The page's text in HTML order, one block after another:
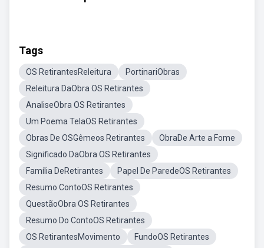
Tags
OS RetirantesReleitura
PortinariObras
Releitura DaObra OS Retirantes
AnaliseObra OS Retirantes
Um Poema TelaOS Retirantes
Obras De OSGêmeos Retirantes
ObraDe Arte a Fome
Significado DaObra OS Retirantes
Família DeRetirantes
Papel De ParedeOS Retirantes
Resumo ContoOS Retirantes
QuestãoObra OS Retirantes
Resumo Do ContoOS Retirantes
OS RetirantesMovimento
FundoOS Retirantes